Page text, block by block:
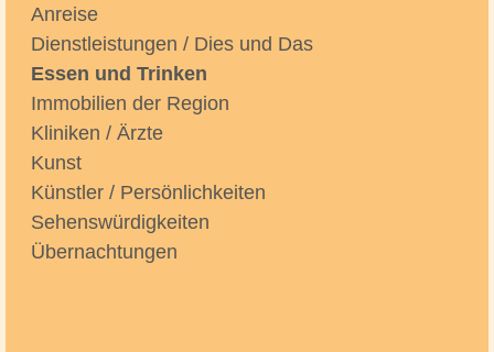
Anreise
Dienstleistungen / Dies und Das
Essen und Trinken
Immobilien der Region
Kliniken / Ärzte
Kunst
Künstler / Persönlichkeiten
Sehenswürdigkeiten
Übernachtungen